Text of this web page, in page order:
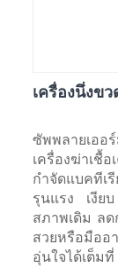
เครื่องนึ่งข
ซัพพลายเออ
เครื่องฆ่าเชื้
กำจัดแบคทีเ
รุนแรง เงีย
สภาพเดิม ลด
สวยหรือมืออ
อุ่นใจได้เต็มที่